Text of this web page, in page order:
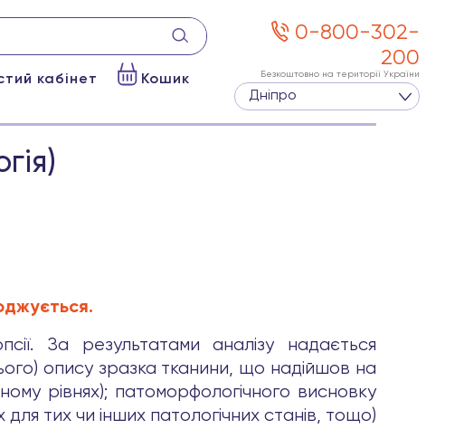
кабінет Кошик
0-800-302-
200
Безкоштовно на території України
Дніпро
За результатами аналізу надається
опису зразка тканини, що надійшов на
рівнях); патоморфологічного висновку
тих чи інших патологічних станів, тощо)